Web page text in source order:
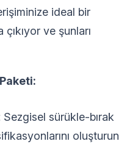
ideal bir
ve şunları
Sezgisel sürükle-bırak
oluşturun